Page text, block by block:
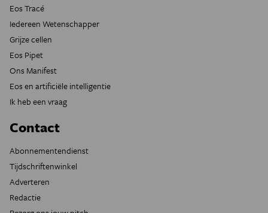
Eos Tracé
Iedereen Wetenschapper
Grijze cellen
Eos Pipet
Ons Manifest
Eos en artificiële intelligentie
Ik heb een vraag
Contact
Abonnementendienst
Tijdschriftenwinkel
Adverteren
Redactie